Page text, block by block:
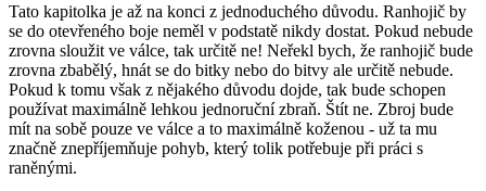
Tato kapitolka je až na konci z jednoduchého důvodu. Ranhojič by
se do otevřeného boje neměl v podstatě nikdy dostat. Pokud nebude
zrovna sloužit ve válce, tak určitě ne! Neřekl bych, že ranhojič bude
zrovna zbabělý, hnát se do bitky nebo do bitvy ale určitě nebude.
Pokud k tomu však z nějakého důvodu dojde, tak bude schopen
používat maximálně lehkou jednoruční zbraň. Štít ne. Zbroj bude
mít na sobě pouze ve válce a to maximálně koženou - už ta mu
značně znepříjemňuje pohyb, který tolik potřebuje při práci s
raněnými.